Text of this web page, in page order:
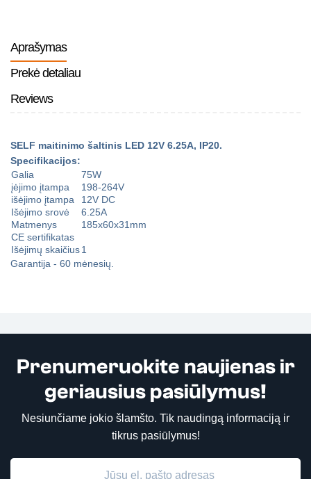
Aprašymas
Prekė detaliau
Reviews
SELF maitinimo šaltinis LED 12V 6.25A, IP20.
Specifikacijos:
Matmenys
185x60x31mm
CE sertifikatas
Išėjimų skaičius1
Galia
75W
įėjimo įtampa
198-264V
išėjimo įtampa
12V DC
Išėjimo srovė
6.25A
Garantija - 60 mėnesių.
Prenumeruokite naujienas ir
geriausius pasiūlymus!
Nesiunčiame jokio šlamšto. Tik naudingą informaciją ir
tikrus pasiūlymus!